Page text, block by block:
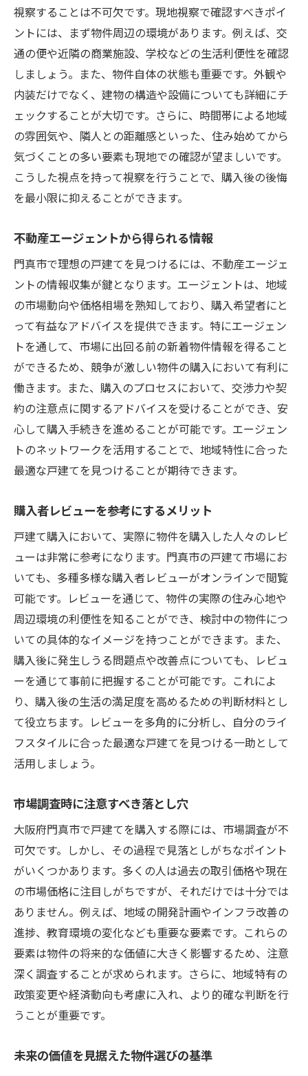
視察することは不可欠です。現地視察で確認すべきポイ
ントには、まず物件周辺の環境があります。例えば、交
通の便や近隣の商業施設、学校などの生活利便性を確認
しましょう。また、物件自体の状態も重要です。外観や
内装だけでなく、建物の構造や設備についても詳細にチ
ェックすることが大切です。さらに、時間帯による地域
の雰囲気や、隣人との距離感といった、住み始めてから
気づくことの多い要素も現地での確認が望ましいです。
こうした視点を持って視察を行うことで、購入後の後悔
を最小限に抑えることができます。
不動産エージェントから得られる情報
門真市で理想の戸建てを見つけるには、不動産エージェ
ントの情報収集が鍵となります。エージェントは、地域
の市場動向や価格相場を熟知しており、購入希望者にと
って有益なアドバイスを提供できます。特にエージェン
トを通して、市場に出回る前の新着物件情報を得ること
ができるため、競争が激しい物件の購入において有利に
働きます。また、購入のプロセスにおいて、交渉力や契
約の注意点に関するアドバイスを受けることができ、安
心して購入手続きを進めることが可能です。エージェン
トのネットワークを活用することで、地域特性に合った
最適な戸建てを見つけることが期待できます。
購入者レビューを参考にするメリット
戸建て購入において、実際に物件を購入した人々のレビ
ューは非常に参考になります。門真市の戸建て市場にお
いても、多種多様な購入者レビューがオンラインで閲覧
可能です。レビューを通じて、物件の実際の住み心地や
周辺環境の利便性を知ることができ、検討中の物件につ
いての具体的なイメージを持つことができます。また、
購入後に発生しうる問題点や改善点についても、レビュ
ーを通じて事前に把握することが可能です。これによ
り、購入後の生活の満足度を高めるための判断材料とし
て役立ちます。レビューを多角的に分析し、自分のライ
フスタイルに合った最適な戸建てを見つける一助として
活用しましょう。
市場調査時に注意すべき落とし穴
大阪府門真市で戸建てを購入する際には、市場調査が不
可欠です。しかし、その過程で見落としがちなポイント
がいくつかあります。多くの人は過去の取引価格や現在
の市場価格に注目しがちですが、それだけでは十分では
ありません。例えば、地域の開発計画やインフラ改善の
進捗、教育環境の変化なども重要な要素です。これらの
要素は物件の将来的な価値に大きく影響するため、注意
深く調査することが求められます。さらに、地域特有の
政策変更や経済動向も考慮に入れ、より的確な判断を行
うことが重要です。
未来の価値を見据えた物件選びの基準